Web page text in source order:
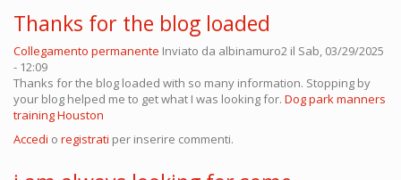
Thanks for the blog loaded
Collegamento permanente Inviato da albinamuro2 il Sab, 03/29/2025
- 12:09
Thanks for the blog loaded with so many information. Stopping by
your blog helped me to get what I was looking for. Dog park manners
training Houston
Accedi o registrati per inserire commenti.